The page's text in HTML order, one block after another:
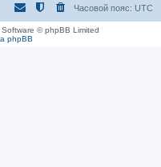
Часовой пояс: UTC
© phpBB Limited
phpBB